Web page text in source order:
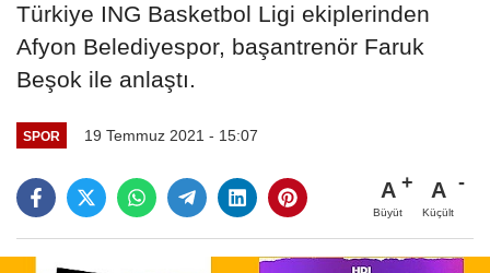
Türkiye ING Basketbol Ligi ekiplerinden
Afyon Belediyespor, başantrenör Faruk
Beşok ile anlaştı.
SPOR 19 Temmuz 2021 - 15:07
A
Büyüt
A
Küçült